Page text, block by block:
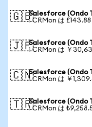
🇬🇧Salesforce (Ondo
1 CRMon は £143.88
🇯🇵Salesforce (Ondo
1 CRMon は ￥
🇨🇳Salesforce (Ondo
1 CRMon は ￥
🇹🇷Salesforce (Ondo
1 CRMon は